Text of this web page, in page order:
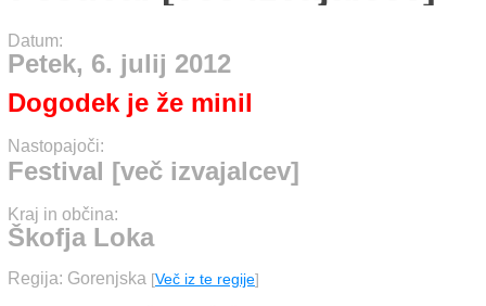
Datum:
Petek, 6. julij 2012
Dogodek je že minil
Nastopajoči:
Festival [več izvajalcev]
Kraj in občina:
Škofja Loka
Regija: Gorenjska [Več iz te regije]